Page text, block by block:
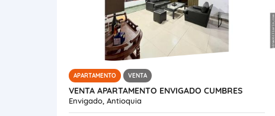
APARTAMENTO VENTA
VENTA APARTAMENTO ENVIGADO CUMBRES
Envigado, Antioquia